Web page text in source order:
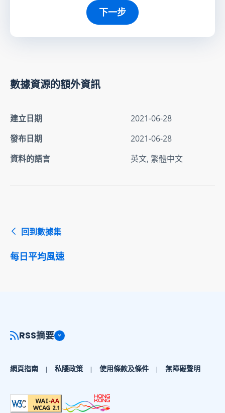
下一步
數據資源的額外資訊
建立日期
2021-06-28
發布日期
2021-06-28
資料的語言
英文, 繁體中文
回到數據集
每日平均風速
RSS摘要
網頁指南 私隱政策 使用條款及條件 無障礙聲明